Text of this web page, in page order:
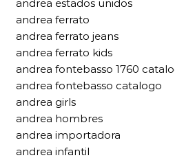
andrea estados unidos
andrea ferrato
andrea ferrato jeans
andrea ferrato kids
andrea fontebasso 1760
andrea fontebasso catalogo
andrea girls
andrea hombres
andrea importadora
andrea infantil